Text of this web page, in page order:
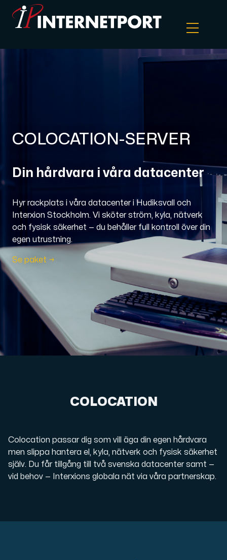
Cloud VPS
Internet Exchange
Domäner
Nätverksverktyg
Objektlagring
S3-kompatibel, skalbar och prisvärd lagring.
Dedikerade servrar
En dedikerad server ger dig som kund maximal kraft.
COLOCATION-SERVER
Din hårdvara i våra datacenter
Hyr rackplats i våra datacenter i Hudiksvall och
Interxion Stockholm. Vi sköter ström, kyla, nätverk
och fysisk säkerhet — du behåller full kontroll över din
egen utrustning.
Se paket →
COLOCATION
Colocation passar dig som vill äga din egen hårdvara
men slippa hantera el, kyla, nätverk och fysisk säkerhet
själv. Du får tillgång till två svenska datacenter samt —
vid behov — Interxions globala nät via våra partnerskap.